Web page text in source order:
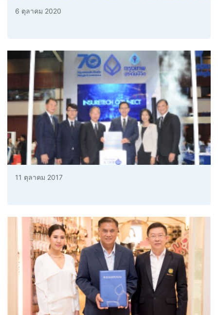
6 ตุลาคม 2020
11 ตุลาคม 2017